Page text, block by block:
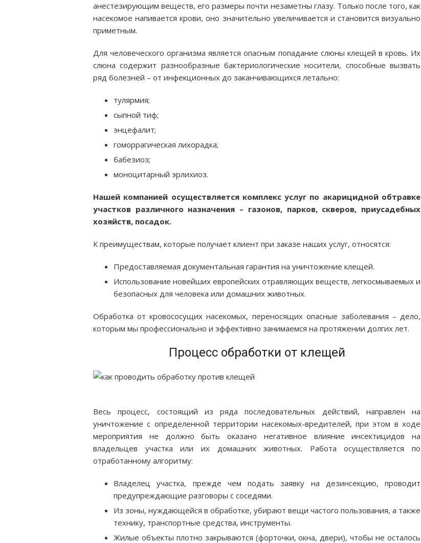
анестезирующим веществ, его размеры почти незаметны глазу. Только после того, как
насекомое напивается крови, оно значительно увеличивается и становится визуально
приметным.
Для человеческого организма является опасным попадание слюны клещей в кровь. Их
слюна содержит разнообразные бактериологические носители, способные вызвать
ряд болезней – от инфекционных до заканчивающихся летально:
тулярмия;
сыпной тиф;
энцефалит;
гоморрагическая лихорадка;
бабезиоз;
моноцитарный эрлихиоз.
Нашей компанией осуществляется комплекс услуг по акарицидной обтравке
участков различного назначения – газонов, парков, скверов, приусадебных
хозяйств, посадок.
К преимуществам, которые получает клиент при заказе наших услуг, относятся:
Предоставляемая документальная гарантия на уничтожение клещей.
Использование новейших европейских отравляющих веществ, легкосмываемых и
безопасных для человека или домашних животных.
Обработка от кровососущих насекомых, переносящих опасные заболевания – дело,
которым мы профессионально и эффективно занимаемся на протяжении долгих лет.
Процесс обработки от клещей
Весь процесс, состоящий из ряда последовательных действий, направлен на
уничтожение с определенной территории насекомых-вредителей, при этом в ходе
мероприятия не должно быть оказано негативное влияние инсектицидов на
владельцев участка или их домашних животных. Работа осуществляется по
отработанному алгоритму:
Владелец участка, прежде чем подать заявку на дезинсекцию, проводит
предупреждающие разговоры с соседями.
Из зоны, нуждающейся в обработке, убирают вещи частого пользования, а также
технику, транспортные средства, инструменты.
Жилые объекты плотно закрываются (форточки, окна, двери), чтобы не осталось